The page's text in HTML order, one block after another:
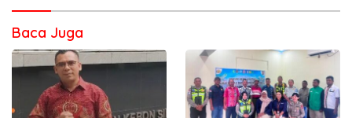
Baca Juga